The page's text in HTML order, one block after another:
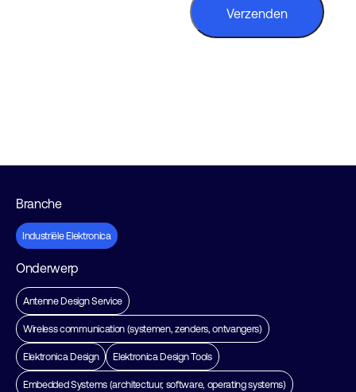
Branche
Industriële Elektronica
Onderwerp
Antenne Design Service
Wireless communication (systemen, zenders, ontvangers)
Elektronica Design Elektronica Design Tools
Embedded Systems (architectuur, software, operating systems)